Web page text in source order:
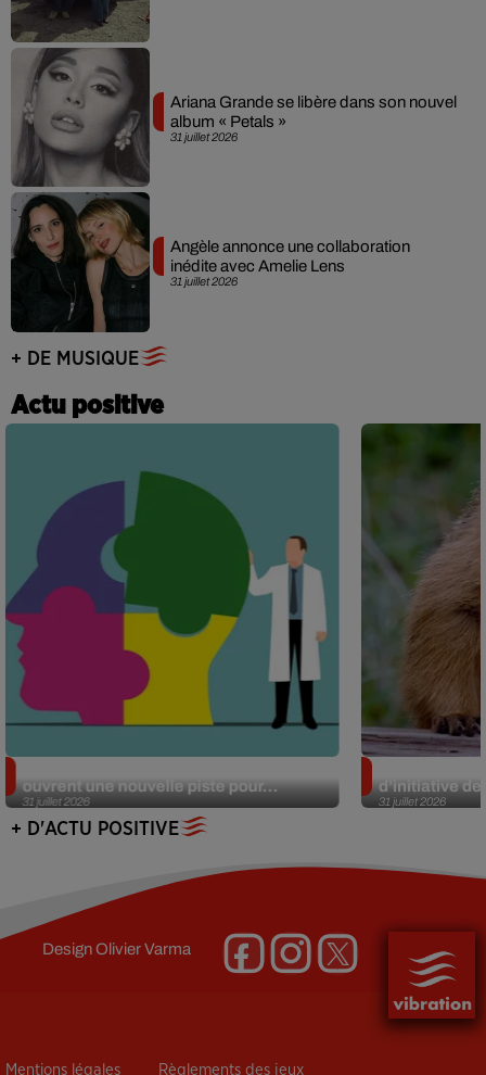
31 juillet 2026
Ariana Grande se libère dans son nouvel
album « Petals »
31 juillet 2026
Angèle annonce une collaboration
inédite avec Amelie Lens
+ DE MUSIQUE
Actu positive
31 juillet 2026
ouvrent une nouvelle piste pour...
31 juillet 2026
d’initiative
+ D'ACTU POSITIVE
DesignOlivier Varma
Mentions légales Règlements des jeux